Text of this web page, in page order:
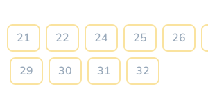
21 22 24 25 26
29 30 31 32